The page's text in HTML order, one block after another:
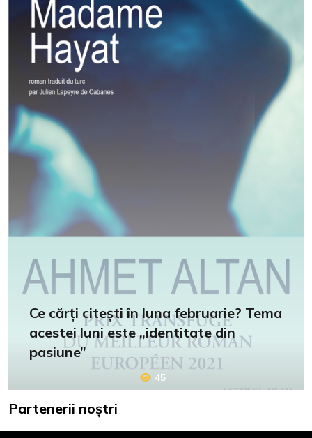
Ce cărți citești în luna februarie? Tema
acestei luni este „identitate din
pasiune”
45
Partenerii noștri